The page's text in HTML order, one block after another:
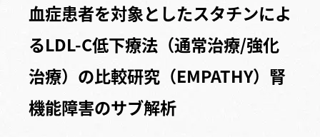
血症患者を対象としたスタチンによ
るLDL-C低下療法（通常治療/強化
治療）の比較研究（EMPATHY）腎
機能障害のサブ解析